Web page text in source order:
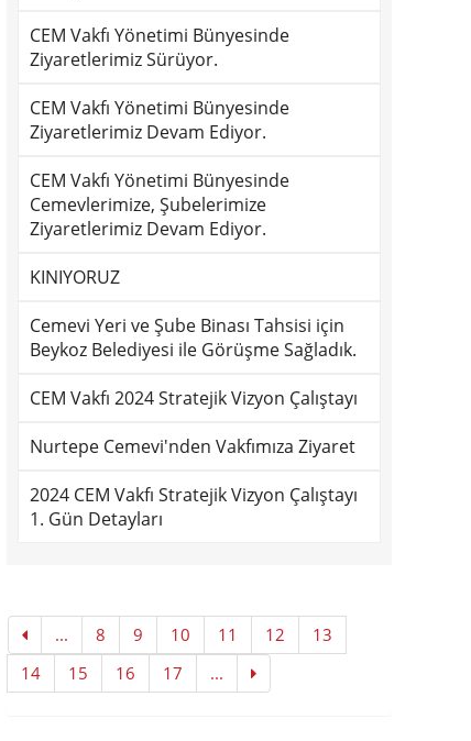
CEM Vakfı Yönetimi Bünyesinde
Ziyaretlerimiz Sürüyor.
CEM Vakfı Yönetimi Bünyesinde
Ziyaretlerimiz Devam Ediyor.
CEM Vakfı Yönetimi Bünyesinde
Cemevlerimize, Şubelerimize
Ziyaretlerimiz Devam Ediyor.
KINIYORUZ
Cemevi Yeri ve Şube Binası Tahsisi için
Beykoz Belediyesi ile Görüşme Sağladık.
CEM Vakfı 2024 Stratejik Vizyon Çalıştayı
Nurtepe Cemevi'nden Vakfımıza Ziyaret
2024 CEM Vakfı Stratejik Vizyon Çalıştayı
1. Gün Detayları
... 8 9 10 11 12
13
14
15 16 17 ...